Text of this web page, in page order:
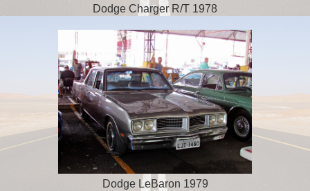
Dodge Charger R/T 1978
Dodge LeBaron 1979